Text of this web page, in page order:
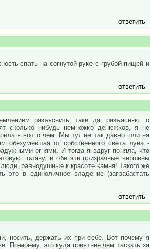
ответить
спать на согнутой руке с грубой пищей и
ответить
разъяснить, таки да, разъясняю: о
сколько нибудь немножко денюжков, я не
я вот о чем. Мы тут не так давно шли на
от собственного света луна -
огнями. И тогда я вдруг поняла, что
поляну, и обе эти призрачные вершины
равнодушные к красоте камня! Такого же
это в единоличное владение (заграбастать
ответить
носить, держать их при себе. Вот почему я
По-моему, это куда приятнее,чем таскать за